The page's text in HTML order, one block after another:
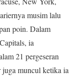
musim lalu
poin. Dalam
ia
21 pergeseran
juga muncul ketika ia